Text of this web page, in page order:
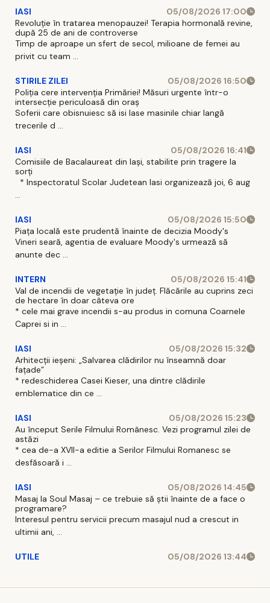
IASI
05/08/2026 17:00
Revoluție în tratarea menopauzei! Terapia hormonală revine,
după 25 de ani de controverse
Timp de aproape un sfert de secol, milioane de femei au
privit cu team ...
STIRILE ZILEI
05/08/2026 16:50
Poliția cere intervenția Primăriei! Măsuri urgente într-o
intersecție periculoasă din oraș
Soferii care obisnuiesc să isi lase masinile chiar langă
trecerile d ...
IASI
05/08/2026 16:41
Comisiile de Bacalaureat din Iași, stabilite prin tragere la
sorți
* Inspectoratul Scolar Judetean Iasi organizează joi, 6 aug
...
IASI
05/08/2026 15:50
Piața locală este prudentă înainte de decizia Moody's
Vineri seară, agentia de evaluare Moody's urmează să
anunte dec ...
INTERN
05/08/2026 15:41
Val de incendii de vegetație în județ. Flăcările au cuprins zeci
de hectare în doar câteva ore
* cele mai grave incendii s-au produs in comuna Coarnele
Caprei si in ...
IASI
05/08/2026 15:32
Arhitecții ieșeni: „Salvarea clădirilor nu înseamnă doar
fațade”
* redeschiderea Casei Kieser, una dintre clădirile
emblematice din ce ...
IASI
05/08/2026 15:23
Au început Serile Filmului Românesc. Vezi programul zilei de
astăzi
* cea de-a XVII-a editie a Serilor Filmului Romanesc se
desfăsoară i ...
IASI
05/08/2026 14:45
Masaj la Soul Masaj – ce trebuie să știi înainte de a face o
programare?
Interesul pentru servicii precum masajul nud a crescut in
ultimii ani, ...
UTILE 05/08/2026 13:44